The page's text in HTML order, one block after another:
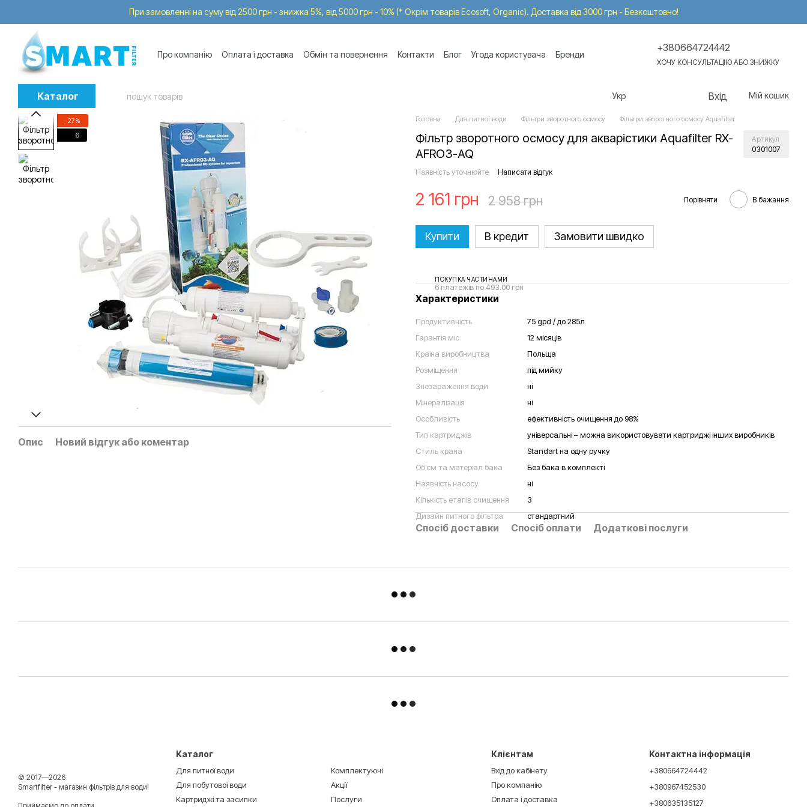
Перейти до основного контентуПри замовленні на суму від 2500 грн - знижка 5%, від 5000 грн - 10% (* Окрім товарів Ecosoft, Organic). Доставка від 3000 грн - Безкоштовно!
Про компанію Оплата і доставка Обмін та повернення Контакти Блог Угода користувача
Бренди
+380664724442
ХОЧУ КОНСУЛЬТАЦІЮ АБО ЗНИЖКУ
Каталог Укр Вхід Мій кошик
−27%
6
Опис Новий відгук або коментар
Головна Для питної води Фільтри зворотного осмосу Фільтри зворотного осмосу Aquafilter
Фільтр зворотного осмосу для акварістики Aquafilter RX-
AFRO3-AQ
Артикул
0301007
Наявність уточнюйте Написати відгук
2 161 грн 2 958 грн Порівняти В бажання
Купити В кредит Замовити швидко
ПОКУПКА ЧАСТИНАМИ
6 платежів по 493.00 грн
Характеристики
Продуктивність
75 gpd / до 285л
Гарантія міс
12 місяців
Країна виробництва
Польща
Розміщення
під мийку
Знезараження води
ні
Мінералізація
ні
Особливість
ефективність очищення до 98%
Тип картриджів
універсальні – можна використовувати картриджі інших виробників
Стиль крана
Standart на одну ручку
Об'єм та матеріал бака
Без бака в комплекті
Наявність насосу
ні
Кількість етапів очищення
3
Дизайн питного фільтра
стандартний
Спосіб доставки Спосіб оплати Додаткові послуги
© 2017—2026
Smartfilter - магазин фільтрів для води!
Каталог
Для питної води
Для побутової води
Картриджі та засипки
Комплектуючі
Акції
Послуги
Клієнтам
Вхід до кабінету
Про компанію
Оплата і доставка
Контактна інформація
+380664724442
+380967452530
+380635135127